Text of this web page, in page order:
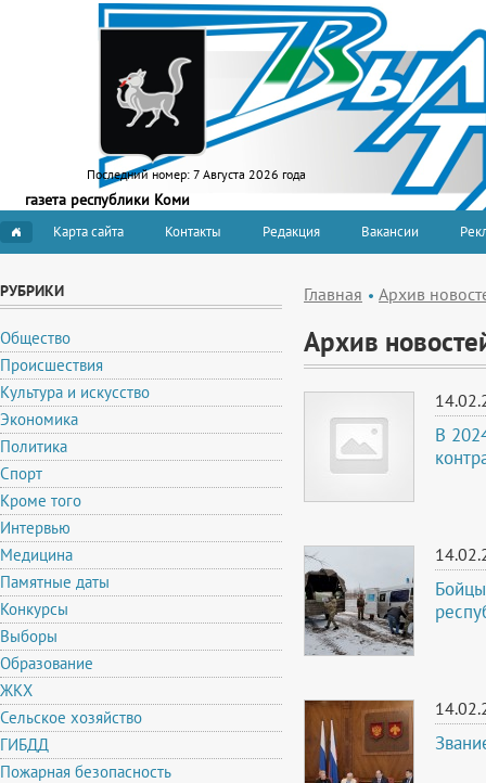
Последний номер: 7 Августа 2026 года
газета республики Коми
Карта сайта Контакты Редакция Вакансии
РУБРИКИ
Общество
Происшествия
Культура и искусство
Экономика
Политика
Спорт
Кроме того
Интервью
Медицина
Памятные даты
Конкурсы
Выборы
Образование
ЖКХ
Сельское хозяйство
ГИБДД
Пожарная безопасность
Главная Архив
Архив
В